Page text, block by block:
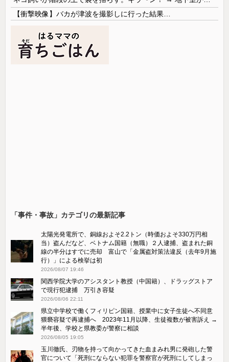
【衝撃映像】バカが津波を撮影しに行った結果…
「事件・事故」カテゴリの最新記事
太陽光発電所で、銅線およそ2.2トン（時価およそ330万円相
当）盗んだなど、ベトナム国籍（無職）２人逮捕、盗まれた銅
線の半分はすでに売却 富山で「金属盗対策法違反（去年9月施
行）」による検挙は初
2026/08/07 19:46
関西学院大学のアシスタント教授（中国籍）、ドラッグストア
で現行犯逮捕 万引き容疑
2026/08/06 22:11
県立中学校で働くフィリピン国籍、授業中に女子生徒へ不同意
猥褻容疑で再逮捕へ 2023年11月以降、生徒複数が被害訴え →
半年後、学校と県教委が警察に相談
2026/08/05 19:05
玉川徹氏、刃物を持って向かってきた血まみれ男に発砲した警
官について「死刑にならない犯罪を警察官が死刑にしてしまっ